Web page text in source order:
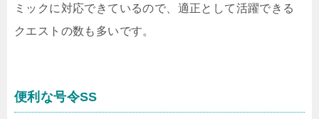
ミックに対応できているので、適正として活躍できる
クエストの数も多いです。
便利な号令SS